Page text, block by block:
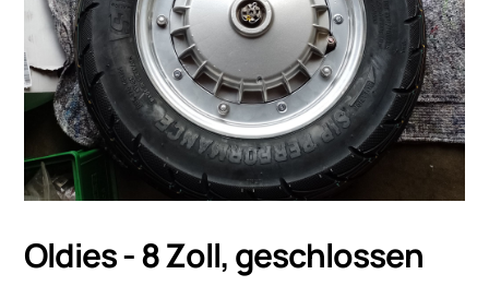
Oldies - 8 Zoll, geschlossen